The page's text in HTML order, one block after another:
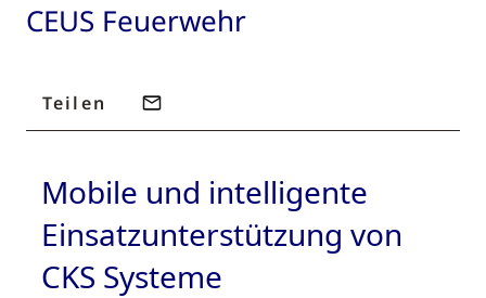
CEUS Feuerwehr
Teilen
Mobile und intelligente
Einsatzunterstützung von
CKS Systeme